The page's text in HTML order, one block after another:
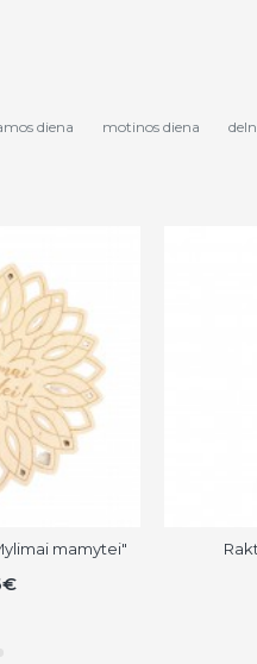
diena motinos diena
mamytei"